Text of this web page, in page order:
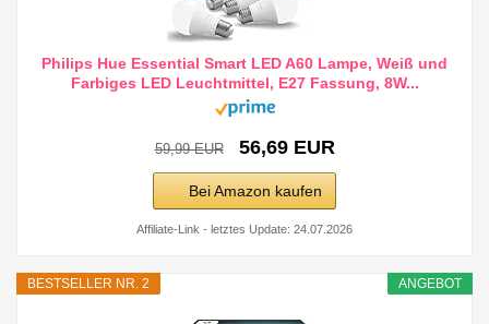
Philips Hue Essential Smart LED A60 Lampe, Weiß und
Farbiges LED Leuchtmittel, E27 Fassung, 8W...
59,99 EUR 56,69 EUR
Bei Amazon kaufen
Affiliate-Link - letztes Update: 24.07.2026
ANGEBOT
BESTSELLER NR. 2